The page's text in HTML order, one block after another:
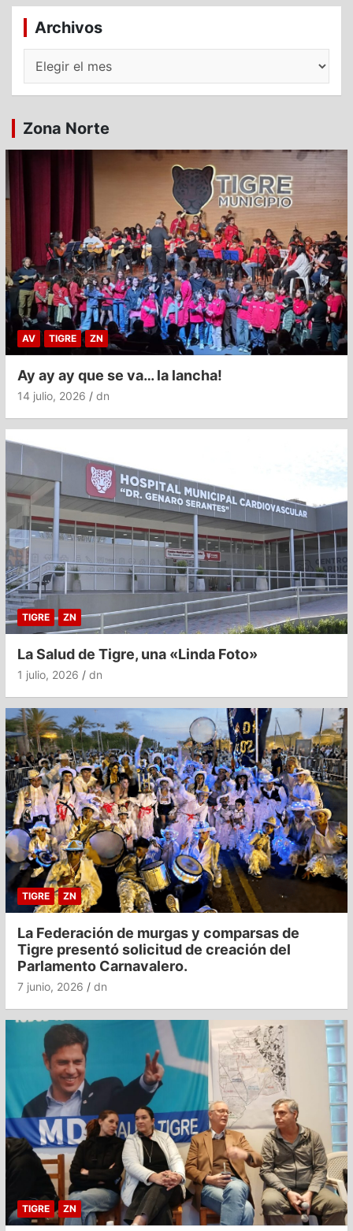
Archivos
Archivos
Zona Norte
AV TIGRE ZN
Ay ay ay que se va… la lancha!
14 julio, 2026 dn
TIGRE ZN
La Salud de Tigre, una «Linda Foto»
1 julio, 2026 dn
TIGRE ZN
La Federación de murgas y comparsas de
Tigre presentó solicitud de creación del
Parlamento Carnavalero.
7 junio, 2026 dn
TIGRE ZN